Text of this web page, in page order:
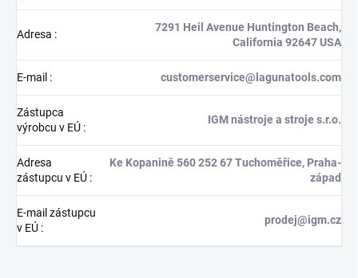
Adresa :
7291 Heil Avenue Huntington Beach,
California 92647 USA
E-mail : customerservice@lagunatools.com
Zástupca
výrobcu v EÚ :
IGM nástroje a stroje s.r.o.
Adresa
zástupcu v EÚ :
Ke Kopanině 560 252 67 Tuchoměřice, Praha-
západ
E-mail zástupcu
v EÚ :
prodej@igm.cz